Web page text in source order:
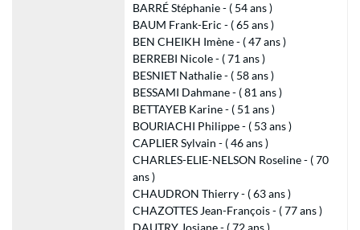
BARRÉ Stéphanie - ( 54 ans )
BAUM Frank-Eric - ( 65 ans )
BEN CHEIKH Imène - ( 47 ans )
BERREBI Nicole - ( 71 ans )
BESNIET Nathalie - ( 58 ans )
BESSAMI Dahmane - ( 81 ans )
BETTAYEB Karine - ( 51 ans )
BOURIACHI Philippe - ( 53 ans )
CAPLIER Sylvain - ( 46 ans )
CHARLES-ELIE-NELSON Roseline - ( 70
ans )
CHAUDRON Thierry - ( 63 ans )
CHAZOTTES Jean-François - ( 77 ans )
DAUTRY Josiane - ( 72 ans )